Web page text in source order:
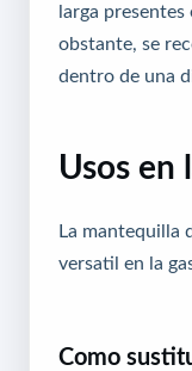
larga
obstante, se
dentro de una
Usos en
La mantequilla
versatil en la
Como